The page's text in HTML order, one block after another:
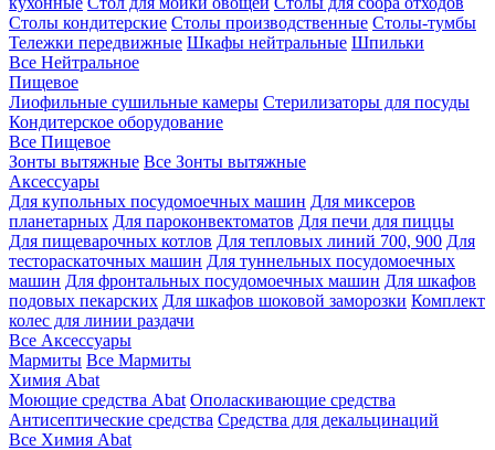
Столы кондитерские Столы производственные Столы-тумбы
Тележки передвижные Шкафы нейтральные Шпильки
Все Нейтральное
Пищевое
Лиофильные сушильные камеры Стерилизаторы для посуды
Кондитерское оборудование
Все Пищевое
Зонты вытяжные Все Зонты вытяжные
Аксессуары
Для купольных посудомоечных машин Для миксеров
планетарных Для пароконвектоматов Для печи для пиццы
Для пищеварочных котлов Для тепловых линий 700, 900 Для
тестораскаточных машин Для туннельных посудомоечных
машин Для фронтальных посудомоечных машин Для шкафов
подовых пекарских Для шкафов шоковой заморозки Комплект
колес для линии раздачи
Все Аксессуары
Мармиты Все Мармиты
Химия Abat
Моющие средства Abat Ополаскивающие средства
Антисептические средства Средства для декальцинаций
Все Химия Abat